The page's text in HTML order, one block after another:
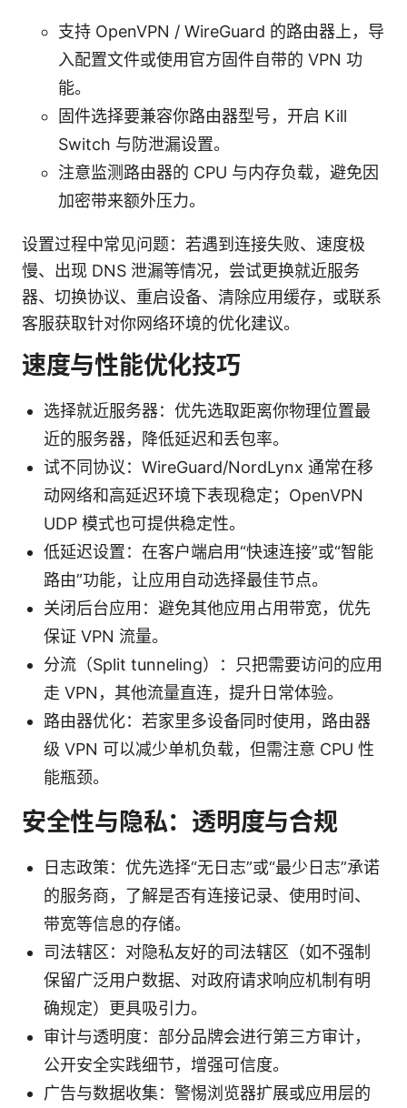
支持 OpenVPN / WireGuard 的路由器上，导
入配置文件或使用官方固件自带的 VPN 功
能。
固件选择要兼容你路由器型号，开启 Kill
Switch 与防泄漏设置。
注意监测路由器的 CPU 与内存负载，避免因
加密带来额外压力。
设置过程中常见问题：若遇到连接失败、速度极
慢、出现 DNS 泄漏等情况，尝试更换就近服务
器、切换协议、重启设备、清除应用缓存，或联系
客服获取针对你网络环境的优化建议。
速度与性能优化技巧
选择就近服务器：优先选取距离你物理位置最
近的服务器，降低延迟和丢包率。
试不同协议：WireGuard/NordLynx 通常在移
动网络和高延迟环境下表现稳定；OpenVPN
UDP 模式也可提供稳定性。
低延迟设置：在客户端启用“快速连接”或“智能
路由”功能，让应用自动选择最佳节点。
关闭后台应用：避免其他应用占用带宽，优先
保证 VPN 流量。
分流（Split tunneling）：只把需要访问的应用
走 VPN，其他流量直连，提升日常体验。
路由器优化：若家里多设备同时使用，路由器
级 VPN 可以减少单机负载，但需注意 CPU 性
能瓶颈。
安全性与隐私：透明度与合规
日志政策：优先选择“无日志”或“最少日志”承诺
的服务商，了解是否有连接记录、使用时间、
带宽等信息的存储。
司法辖区：对隐私友好的司法辖区（如不强制
保留广泛用户数据、对政府请求响应机制有明
确规定）更具吸引力。
审计与透明度：部分品牌会进行第三方审计，
公开安全实践细节，增强可信度。
广告与数据收集：警惕浏览器扩展或应用层的